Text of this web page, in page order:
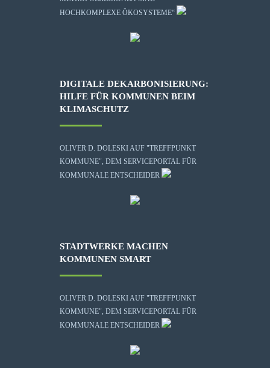
HOCHKOMPLEXE ÖKOSYSTEME“
DIGITALE DEKARBONISIERUNG:
HILFE FÜR KOMMUNEN BEIM
KLIMASCHUTZ
OLIVER D. DOLESKI AUF "TREFFPUNKT
KOMMUNE", DEM SERVICEPORTAL FÜR
KOMMUNALE ENTSCHEIDER
STADTWERKE MACHEN
KOMMUNEN SMART
OLIVER D. DOLESKI AUF "TREFFPUNKT
KOMMUNE", DEM SERVICEPORTAL FÜR
KOMMUNALE ENTSCHEIDER